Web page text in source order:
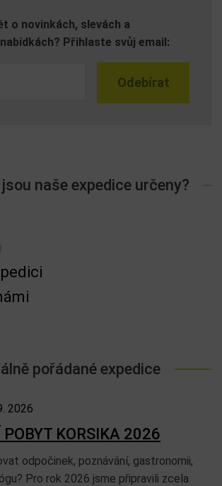
o novinkách, slevách a
Přihlaste svůj email:
naše expedice určeny?
pořádané expedice
2026
KORSIKA 2026
odpočinek, poznávání, gastronomii,
Pro rok 2026 jsme připravili zcela